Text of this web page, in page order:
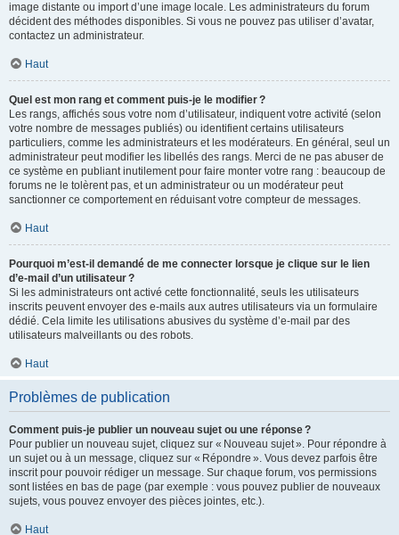
image distante ou import d’une image locale. Les administrateurs du forum
décident des méthodes disponibles. Si vous ne pouvez pas utiliser d’avatar,
contactez un administrateur.
Haut
Quel est mon rang et comment puis-je le modifier ?
Les rangs, affichés sous votre nom d’utilisateur, indiquent votre activité (selon
votre nombre de messages publiés) ou identifient certains utilisateurs
particuliers, comme les administrateurs et les modérateurs. En général, seul un
administrateur peut modifier les libellés des rangs. Merci de ne pas abuser de
ce système en publiant inutilement pour faire monter votre rang : beaucoup de
forums ne le tolèrent pas, et un administrateur ou un modérateur peut
sanctionner ce comportement en réduisant votre compteur de messages.
Haut
Pourquoi m’est-il demandé de me connecter lorsque je clique sur le lien
d’e-mail d’un utilisateur ?
Si les administrateurs ont activé cette fonctionnalité, seuls les utilisateurs
inscrits peuvent envoyer des e-mails aux autres utilisateurs via un formulaire
dédié. Cela limite les utilisations abusives du système d’e-mail par des
utilisateurs malveillants ou des robots.
Haut
Problèmes de publication
Comment puis-je publier un nouveau sujet ou une réponse ?
Pour publier un nouveau sujet, cliquez sur « Nouveau sujet ». Pour répondre à
un sujet ou à un message, cliquez sur « Répondre ». Vous devez parfois être
inscrit pour pouvoir rédiger un message. Sur chaque forum, vos permissions
sont listées en bas de page (par exemple : vous pouvez publier de nouveaux
sujets, vous pouvez envoyer des pièces jointes, etc.).
Haut